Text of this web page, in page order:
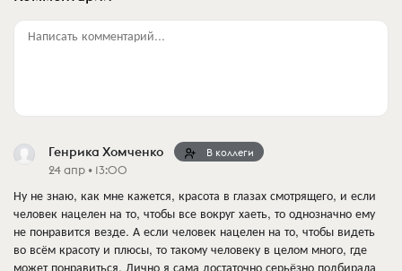
Написать комментарий...
Генрика Хомченко В коллеги
24 апр • 13:00
Ну не знаю, как мне кажется, красота в глазах смотрящего, и если
человек нацелен на то, чтобы все вокруг хаеть, то однозначно ему
не понравится везде. А если человек нацелен на то, чтобы видеть
во всём красоту и плюсы, то такому человеку в целом много, где
может понравиться. Лично я сама достаточно серьёзно подбирала